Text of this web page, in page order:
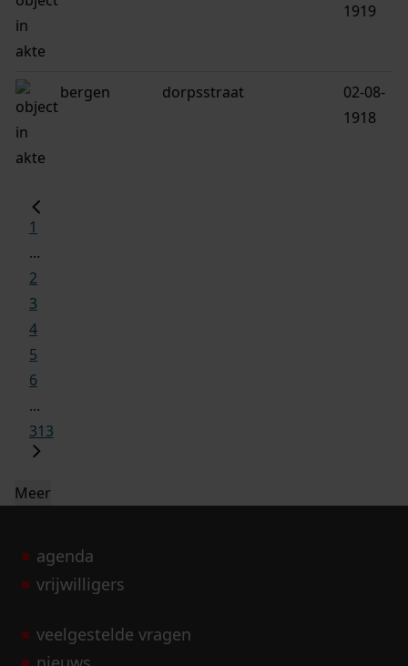
1919
bergen dorpsstraat
02-08-
1918
1
...
2
3
4
5
6
...
313
Meer
agenda
vrijwilligers
veelgestelde vragen